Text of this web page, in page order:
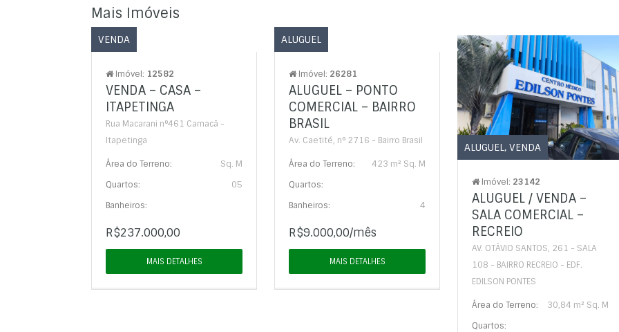
Mais Imóveis
VENDA
Imóvel: 12582
VENDA – CASA –
ITAPETINGA
Rua Macarani n°461 Camacã -
Itapetinga
Área do Terreno:
Sq. M
Quartos:
05
Banheiros:
R$237.000,00
MAIS DETALHES
ALUGUEL
Imóvel: 26281
ALUGUEL – PONTO
COMERCIAL – BAIRRO
BRASIL
Av. Caetité, n° 2716 - Bairro Brasil
Área do Terreno:
423 m² Sq. M
Quartos:
Banheiros:
4
R$9.000,00/mês
MAIS DETALHES
ALUGUEL, VENDA
Imóvel: 23142
ALUGUEL / VENDA –
SALA COMERCIAL –
RECREIO
AV. OTÁVIO SANTOS, 261 - SALA
108 - BAIRRO RECREIO - EDF.
EDILSON PONTES
Área do Terreno:
30,84 m² Sq. M
Quartos: